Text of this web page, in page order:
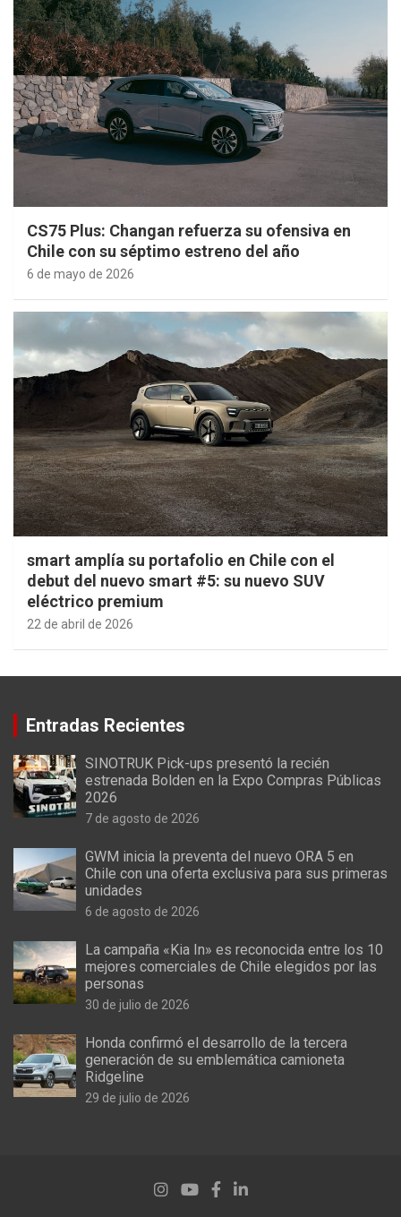
CS75 Plus: Changan refuerza su ofensiva en
Chile con su séptimo estreno del año
6 de mayo de 2026
smart amplía su portafolio en Chile con el
debut del nuevo smart #5: su nuevo SUV
eléctrico premium
22 de abril de 2026
Entradas Recientes
SINOTRUK Pick-ups presentó la recién
estrenada Bolden en la Expo Compras Públicas
2026
7 de agosto de 2026
GWM inicia la preventa del nuevo ORA 5 en
Chile con una oferta exclusiva para sus primeras
unidades
6 de agosto de 2026
La campaña «Kia In» es reconocida entre los 10
mejores comerciales de Chile elegidos por las
personas
30 de julio de 2026
Honda confirmó el desarrollo de la tercera
generación de su emblemática camioneta
Ridgeline
29 de julio de 2026